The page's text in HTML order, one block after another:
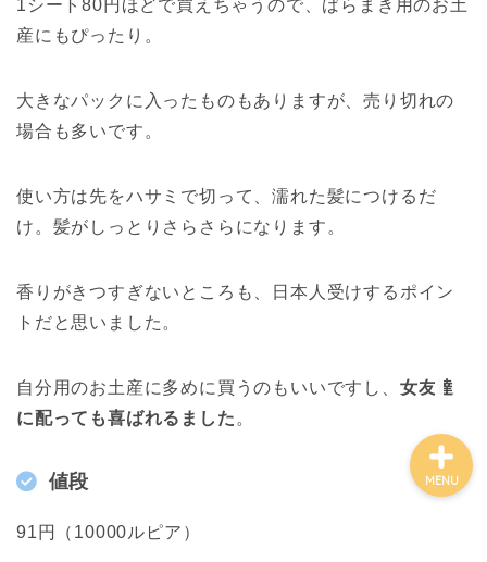
1シート80円ほどで買えちゃうので、ばらまき用のお土
産にもぴったり。
大きなパックに入ったものもありますが、売り切れの
場合も多いです。
使い方は先をハサミで切って、濡れた髪につけるだ
け。髪がしっとりさらさらになります。
香りがきつすぎないところも、日本人受けするポイン
トだと思いました。
自分用のお土産に多めに買うのもいいですし、 女友達
に配っても喜ばれるました 。
値段
91円（10000ルピア）
MENU